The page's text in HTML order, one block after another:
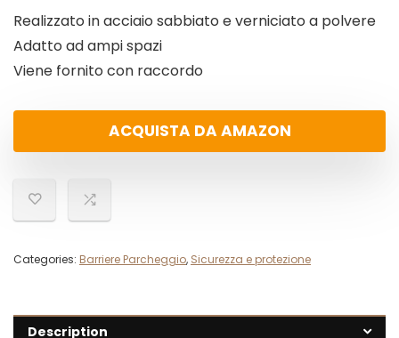
Realizzato in acciaio sabbiato e verniciato a polvere
Adatto ad ampi spazi
Viene fornito con raccordo
ACQUISTA DA AMAZON
Categories: Barriere Parcheggio, Sicurezza e protezione
Description